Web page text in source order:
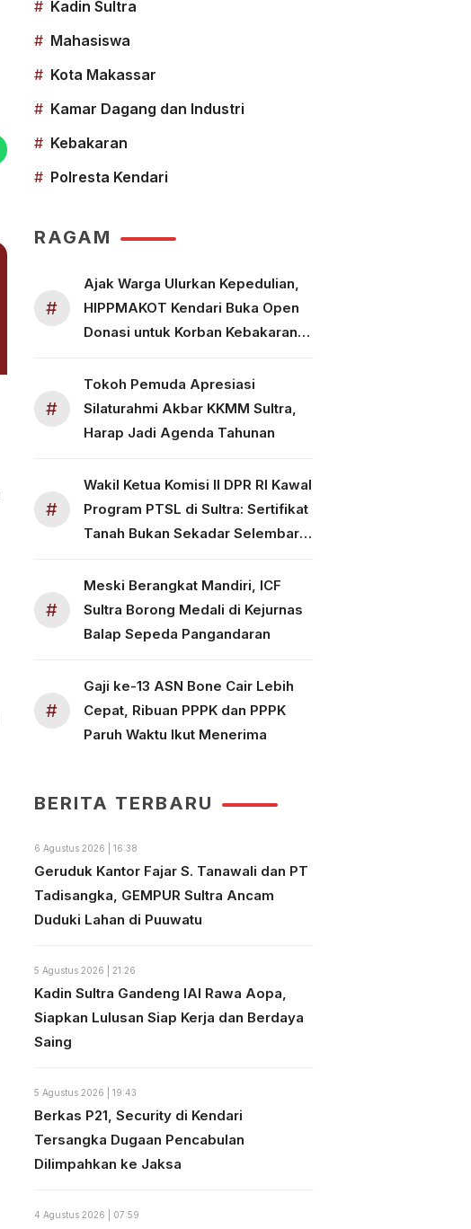
# Kadin Sultra
# Mahasiswa
# Kota Makassar
# Kamar Dagang dan Industri
# Kebakaran
# Polresta Kendari
RAGAM
#
Ajak Warga Ulurkan Kepedulian,
HIPPMAKOT Kendari Buka Open
Donasi untuk Korban Kebakaran
#
Tokoh Pemuda Apresiasi
Silaturahmi Akbar KKMM Sultra,
Harap Jadi Agenda Tahunan
#
Wakil Ketua Komisi II DPR RI Kawal
Program PTSL di Sultra: Sertifikat
Tanah Bukan Sekadar Selembar
#
Meski Berangkat Mandiri, ICF
Sultra Borong Medali di Kejurnas
Balap Sepeda Pangandaran
#
Gaji ke-13 ASN Bone Cair Lebih
Cepat, Ribuan PPPK dan PPPK
Paruh Waktu Ikut Menerima
BERITA TERBARU
6 Agustus 2026 | 16:38
Geruduk Kantor Fajar S. Tanawali dan PT
Tadisangka, GEMPUR Sultra Ancam
Duduki Lahan di Puuwatu
5 Agustus 2026 | 21:26
Kadin Sultra Gandeng IAI Rawa Aopa,
Siapkan Lulusan Siap Kerja dan Berdaya
Saing
5 Agustus 2026 | 19:43
Berkas P21, Security di Kendari
Tersangka Dugaan Pencabulan
Dilimpahkan ke Jaksa
4 Agustus 2026 | 07:59